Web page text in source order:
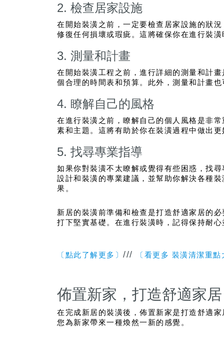
2. 檢查居家設施
在開始裝潢之前，一定要檢查居家設施的狀
修復任何損壞或瑕疵。這將確保你在進行裝
3. 測量和計畫
在開始裝潢工程之前，進行詳細的測量和計
個合理的時間表和預算。此外，測量和計畫
4. 瞭解自己的風格
在進行裝潢之前，瞭解自己的個人風格是非
素和主題。這將有助於你在裝潢過程中做出
5. 找尋專業指導
如果你對裝潢不太瞭解或覺得有些困惑，找
設計和裝潢的專業建議，並幫助你解決各種
果。
新居的裝潢前準備和檢查是打造舒適家居的
打下堅實基礎。在進行裝潢時，記得保持耐
〔點此了解更多〕 /// 〔看更多 裝潢清潔重
佈置新家，打造舒適家居
在完成新居的裝潢後，佈置新家是打造舒適
您為新家帶來一種煥然一新的感覺。